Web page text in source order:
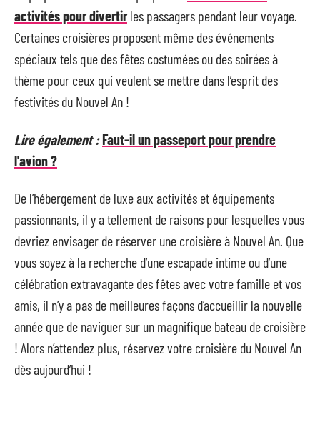
activités pour divertirles passagers pendant leur voyage.
Certaines croisières proposent même des événements
spéciaux tels que des fêtes costumées ou des soirées à
thème pour ceux qui veulent se mettre dans l’esprit des
festivités du Nouvel An !
Lire également :Faut-il un passeport pour prendre
l'avion ?
De l’hébergement de luxe aux activités et équipements
passionnants, il y a tellement de raisons pour lesquelles vous
devriez envisager de réserver une croisière à Nouvel An. Que
vous soyez à la recherche d’une escapade intime ou d’une
célébration extravagante des fêtes avec votre famille et vos
amis, il n’y a pas de meilleures façons d’accueillir la nouvelle
année que de naviguer sur un magnifique bateau de croisière
! Alors n’attendez plus, réservez votre croisière du Nouvel An
dès aujourd’hui !